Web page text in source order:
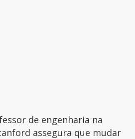
de engenharia na
assegura que mudar